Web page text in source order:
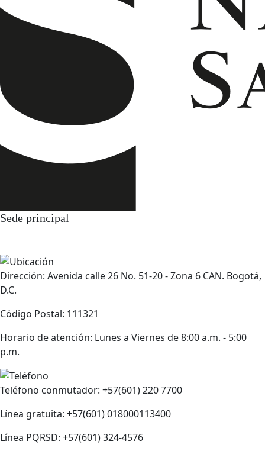
Sede principal
Dirección: Avenida calle 26 No. 51-20 - Zona 6 CAN. Bogotá,
D.C.
Código Postal: 111321
Horario de atención: Lunes a Viernes de 8:00 a.m. - 5:00
p.m.
Teléfono conmutador: +57(601) 220 7700
Línea gratuita: +57(601) 018000113400
Línea PQRSD: +57(601) 324-4576